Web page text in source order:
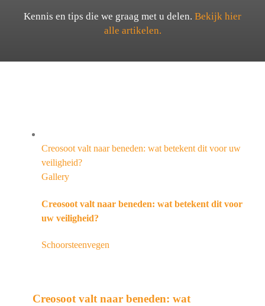
Kennis en tips die we graag met u delen. Bekijk hier
alle artikelen.
Creosoot valt naar beneden: wat betekent dit voor uw
veiligheid?
Gallery
Creosoot valt naar beneden: wat betekent dit voor
uw veiligheid?
Schoorsteenvegen
Creosoot valt naar beneden: wat